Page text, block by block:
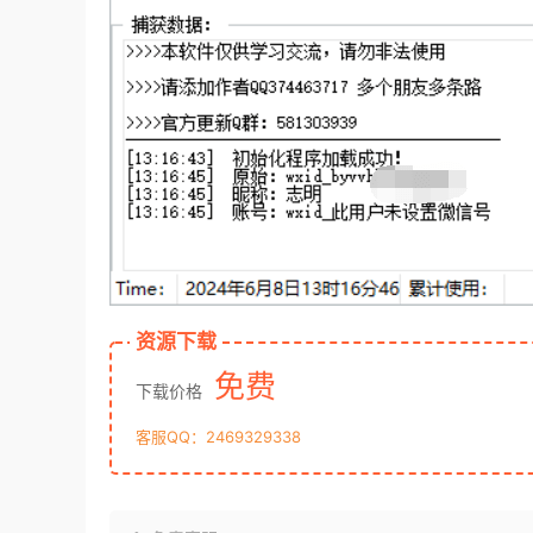
资源下载
下载价格 免费
客服QQ：2469329338